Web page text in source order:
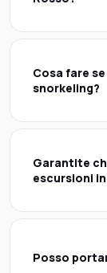
Cosa fare
snorkeling?
Garantite
escursioni
Posso